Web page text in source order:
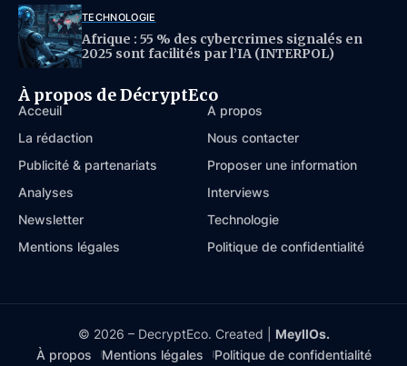
TECHNOLOGIE
Afrique : 55 % des cybercrimes signalés en
2025 sont facilités par l’IA (INTERPOL)
À propos de DécryptEco
Acceuil
À propos
La rédaction
Nous contacter
Publicité & partenariats
Proposer une information
Analyses
Interviews
Newsletter
Technologie
Mentions légales
Politique de confidentialité
© 2026 – DecryptEco. Created | MeyllOs.
À propos
Mentions légales Politique de confidentialité